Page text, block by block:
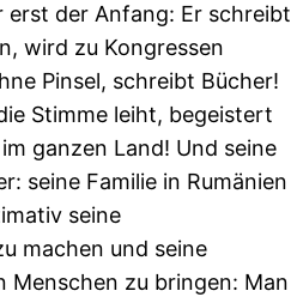
erst der Anfang: Er schreibt
wird zu Kongressen
Pinsel, schreibt Bücher!
Stimme leiht, begeistert
ganzen Land! Und seine
seine Familie in Rumänien
seine
machen und seine
zu bringen: Man